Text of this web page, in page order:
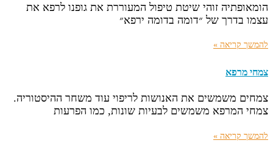
הומאופתיה זוהי שיטת טיפול המעוררת את גופנו לרפא את
עצמו בדרך של ״דומה בדומה ירפא״
להמשך קריאה »
צמחי מרפא
צמחים משמשים את האנושות לריפוי עוד משחר ההיסטוריה.
צמחי המרפא משמשים לבעיות שונות, כמו הפרעות
להמשך קריאה »